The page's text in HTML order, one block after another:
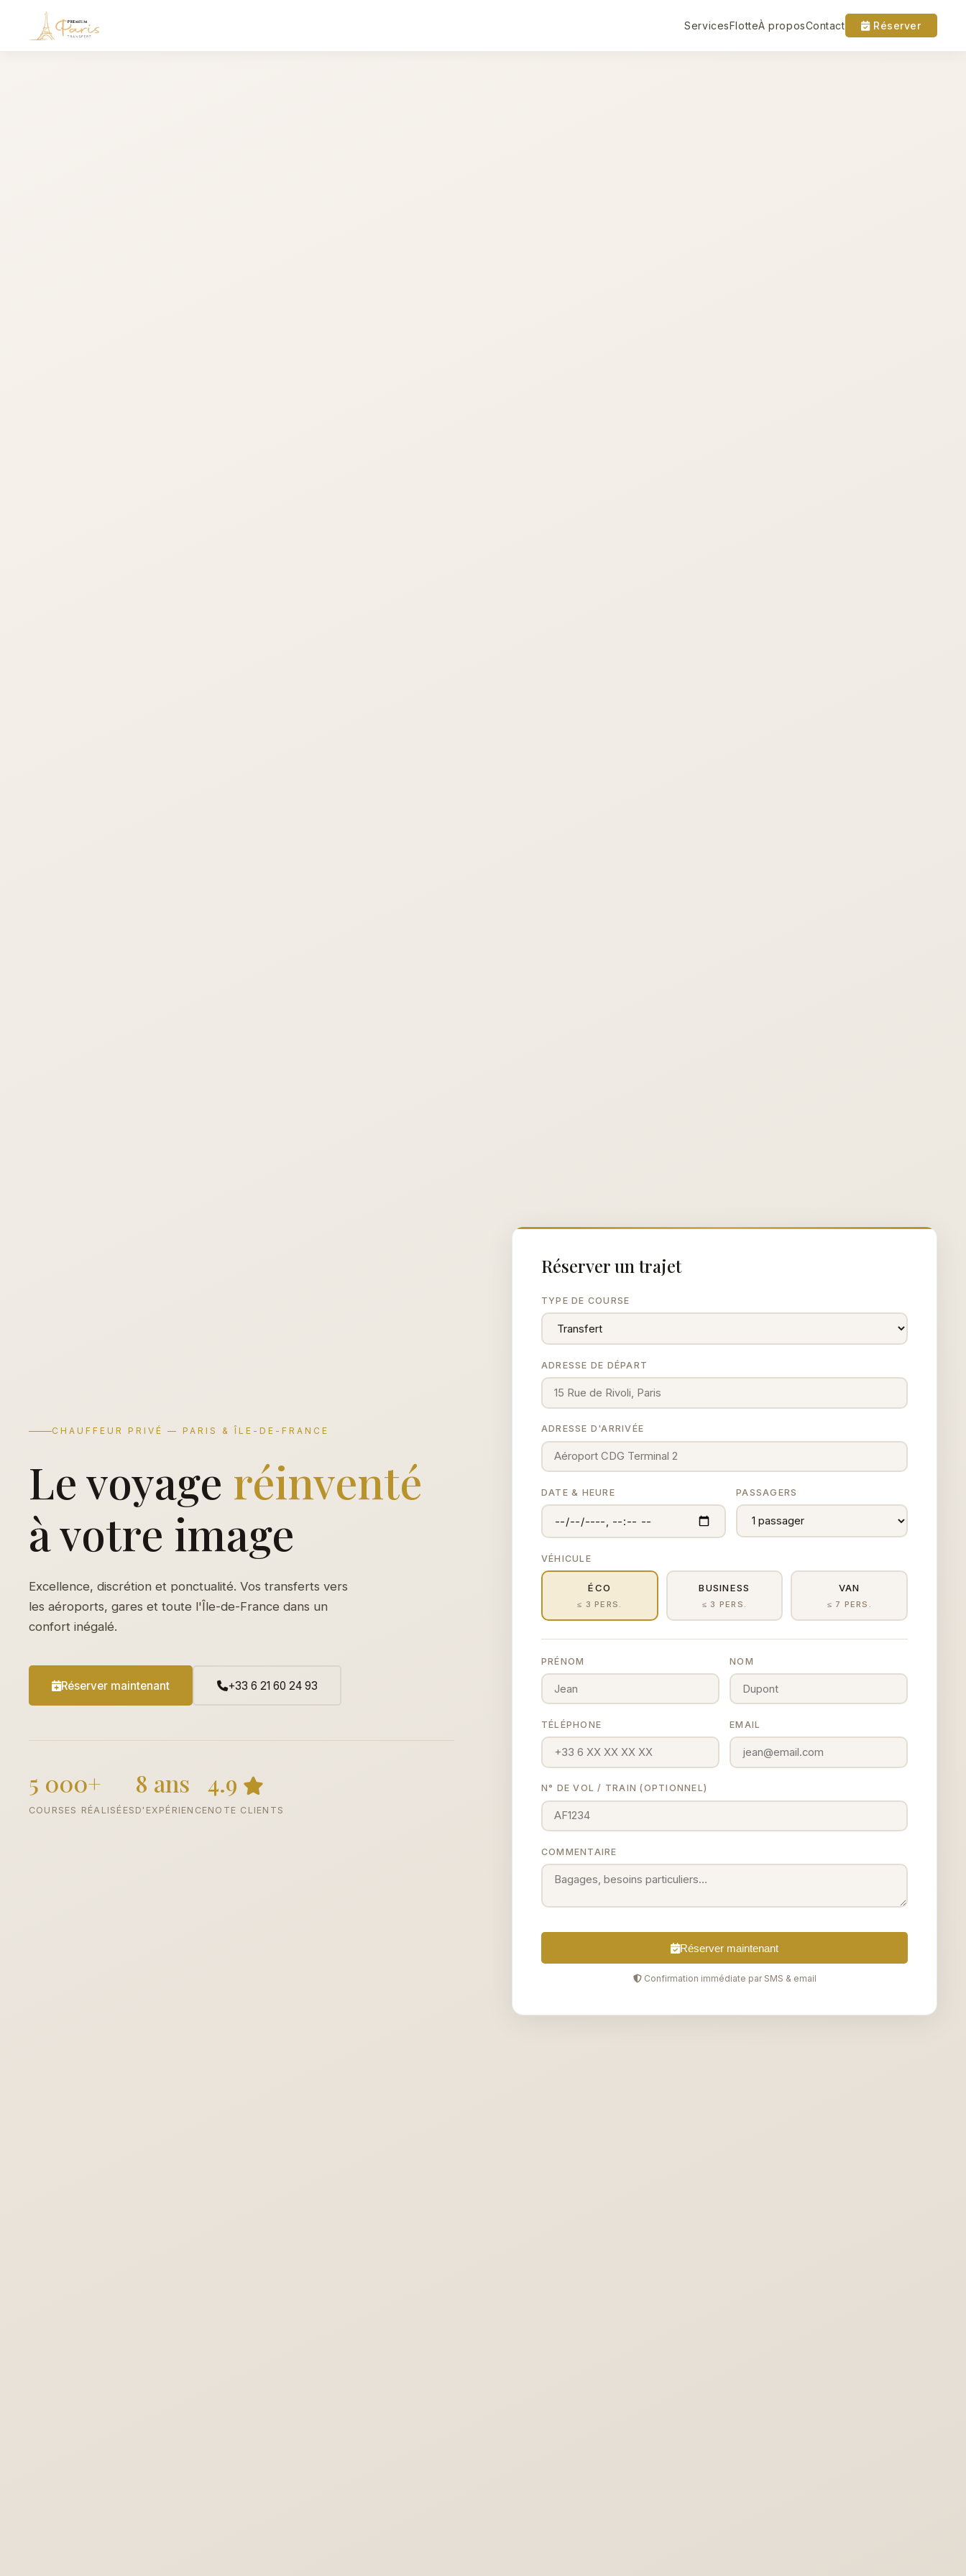
ServicesFlotteÀ proposContact Réserver
CHAUFFEUR PRIVÉ — PARIS & ÎLE-DE-FRANCE
Le voyage réinventé
à votre image
Excellence, discrétion et ponctualité. Vos transferts vers
les aéroports, gares et toute l'Île-de-France dans un
confort inégalé.
Réserver maintenant +33 6 21 60 24 93
5 000+
COURSES RÉALISÉES
8 ans
D'EXPÉRIENCE
4.9
NOTE CLIENTS
Réserver un trajet
TYPE DE COURSE
ADRESSE DE DÉPART
ADRESSE D'ARRIVÉE
DATE & HEURE PASSAGERS
VÉHICULE
ÉCO
≤ 3 PERS.
BUSINESS
≤ 3 PERS.
VAN
≤ 7 PERS.
PRÉNOM NOM
TÉLÉPHONE EMAIL
N° DE VOL / TRAIN (OPTIONNEL)
COMMENTAIRE
Réserver maintenant
Confirmation immédiate par SMS & email